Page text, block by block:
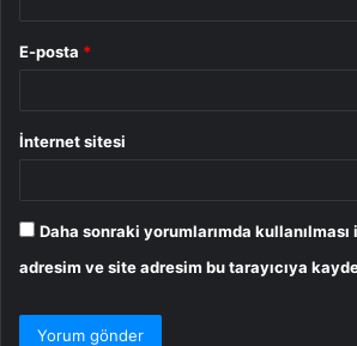
E-posta *
İnternet sitesi
Daha sonraki yorumlarımda kullanılması
adresim ve site adresim bu tarayıcıya